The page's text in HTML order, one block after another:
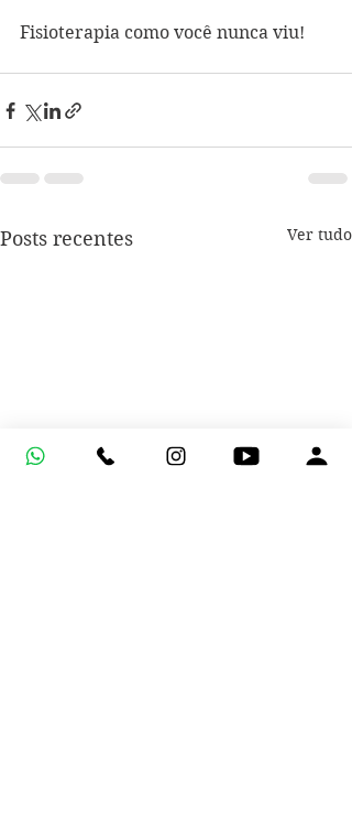
Fisioterapia como você nunca viu!
Posts recentes Ver tudo